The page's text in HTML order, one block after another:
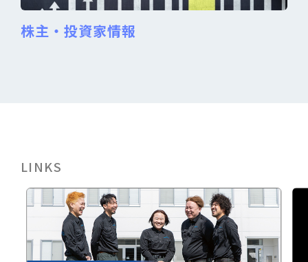
株主・投資家情報
LINKS